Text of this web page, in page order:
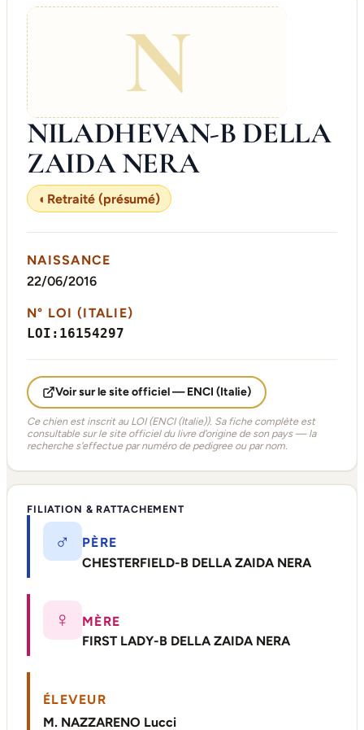
N
NILADHEVAN-B DELLA
ZAIDA NERA
◐ Retraité (présumé)
NAISSANCE
22/06/2016
N° LOI (ITALIE)
LOI:16154297
Voir sur le site officiel — ENCI (Italie)
Ce chien est inscrit au LOI (ENCI (Italie)). Sa fiche complète est
consultable sur le site officiel du livre d'origine de son pays — la
recherche s'effectue par numéro de pedigree ou par nom.
FILIATION & RATTACHEMENT
♂
PÈRE
CHESTERFIELD-B DELLA ZAIDA NERA
♀
MÈRE
FIRST LADY-B DELLA ZAIDA NERA
ÉLEVEUR
M. NAZZARENO Lucci